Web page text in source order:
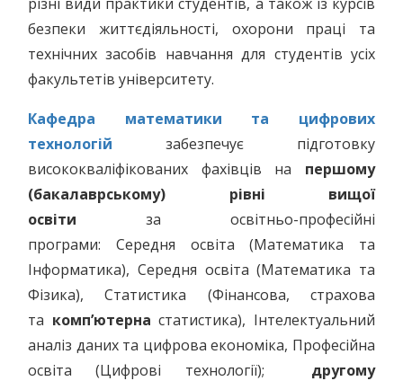
безпеки життєдіяльності, охорони праці та
технічних засобів навчання для студентів усіх
факультетів університету.
Кафедра математики та цифрових
технологій забезпечує підготовку
висококваліфікованих фахівців на першому
(бакалаврському) рівні вищої
освіти за освітньо-професійні
програми: Середня освіта (Математика та
Інформатика), Середня освіта (Математика та
Фізика), Статистика (Фінансова, страхова
та комп’ютерна статистика), Інтелектуальний
аналіз даних та цифрова економіка, Професійна
освіта (Цифрові технології);
другому